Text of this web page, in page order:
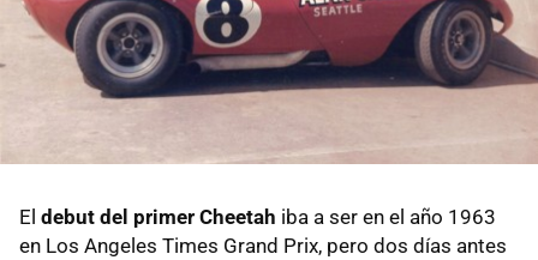
El debut del primer Cheetah iba a ser en el año 1963
en Los Angeles Times Grand Prix, pero dos días antes